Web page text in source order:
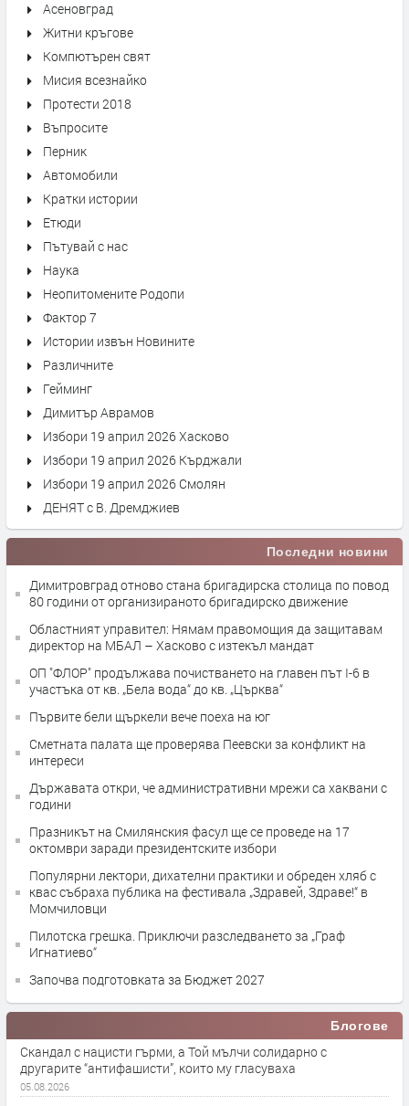
Асеновград
Житни кръгове
Компютърен свят
Мисия всезнайко
Протести 2018
Въпросите
Перник
Автомобили
Кратки истории
Етюди
Пътувай с нас
Наука
Неопитомените Родопи
Фактор 7
Истории извън Новините
Различните
Гейминг
Димитър Аврамов
Избори 19 април 2026 Хасково
Избори 19 април 2026 Кърджали
Избори 19 април 2026 Смолян
ДЕНЯТ с В. Дремджиев
Последни новини
Димитровград отново стана бригадирска столица по повод
80 години от организираното бригадирско движение
Областният управител: Нямам правомощия да защитавам
директор на МБАЛ – Хасково с изтекъл мандат
ОП "ФЛОР" продължава почистването на главен път I-6 в
участъка от кв. „Бела вода“ до кв. „Църква“
Първите бели щъркели вече поеха на юг
Сметната палата ще провeрява Пеевски за конфликт на
интереси
Държавата откри, че административни мрежи са хаквани с
години
Празникът на Смилянския фасул ще се проведе на 17
октомври заради президентските избори
Популярни лектори, дихателни практики и обреден хляб с
квас събраха публика на фестивала „Здравей, Здраве!“ в
Момчиловци
Пилотска грешка. Приключи разследването за „Граф
Игнатиево“
Започва подготовката за Бюджет 2027
Блогове
Скандал с нацисти гърми, а Той мълчи солидарно с
другарите “антифашисти”, които му гласуваха
05.08.2026